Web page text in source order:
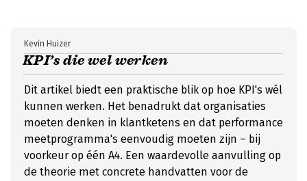
KPI’s die wel werken
Kevin Huizer
Dit artikel biedt een praktische blik op hoe KPI's wél
kunnen werken. Het benadrukt dat organisaties
moeten denken in klantketens en dat performance
meetprogramma's eenvoudig moeten zijn – bij
voorkeur op één A4. Een waardevolle aanvulling op
de theorie met concrete handvatten voor de